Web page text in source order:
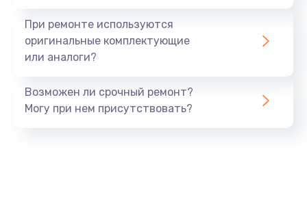
При ремонте используются
оригинальные комплектующие
или аналоги?
Возможен ли срочный ремонт?
Могу при нем присутствовать?